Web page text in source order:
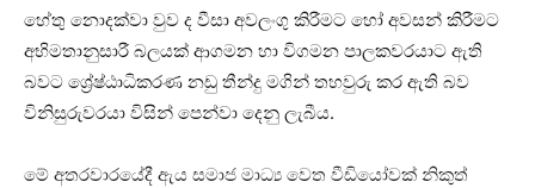
හේතු නොදක්වා වුව ද වීසා අවලංගු කිරීමට හෝ අවසන් කිරීමට
අභිමතානුසාරී බලයක් ආගමන හා විගමන පාලකවරයාට ඇති
බවට ‍ශ්‍රේෂ්ඨාධිකරණ නඩු තීන්දු මගින් තහවුරු කර ඇති බව
විනිසුරුවරයා විසින් පෙන්වා දෙනු ලැබීය.
මේ අතරවාරයේදී ඇය සමාජ මාධ්‍ය වෙත වීඩියෝවක් නිකුත්